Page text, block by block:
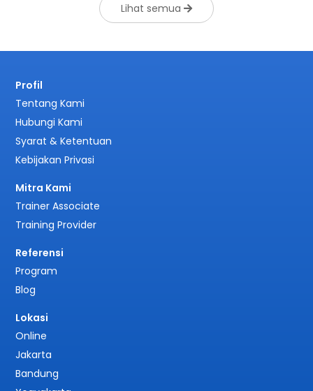
Lihat semua
Profil
Tentang Kami
Hubungi Kami
Syarat & Ketentuan
Kebijakan Privasi
Mitra Kami
Trainer Associate
Training Provider
Referensi
Program
Blog
Lokasi
Online
Jakarta
Bandung